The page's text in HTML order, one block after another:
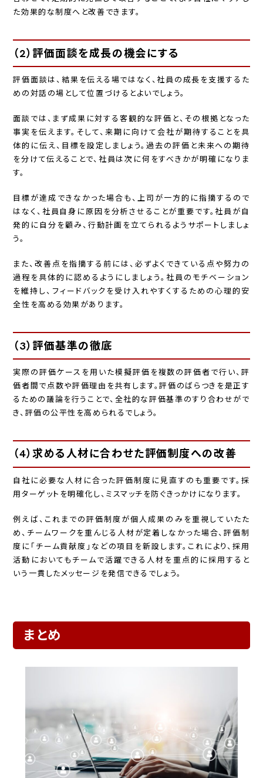
た効果的な制度へと改善できます。
（2）評価面談を成長の機会にする
評価面談は、結果を伝える場ではなく、社員の成長を支援するた
めの対話の場として位置づけるとよいでしょう。
面談では、まず成果に対する客観的な評価と、その根拠となった
事実を伝えます。そして、来期に向けて会社が期待することを具
体的に伝え、目標を設定しましょう。過去の評価と未来への期待
を分けて伝えることで、社員は次に何をすべきかが明確になりま
す。
目標が達成できなかった場合も、上司が一方的に指摘するので
はなく、社員自身に原因を分析させることが重要です。社員が自
発的に自分を顧み、行動計画を立てられるようサポートしましょ
う。
また、改善点を指摘する前には、必ずよくできている点や努力の
過程を具体的に認めるようにしましょう。社員のモチベーション
を維持し、フィードバックを受け入れやすくするための心理的安
全性を高める効果があります。
（3）評価基準の徹底
実際の評価ケースを用いた模擬評価を複数の評価者で行い、評
価者間で点数や評価理由を共有します。評価のばらつきを是正す
るための議論を行うことで、全社的な評価基準のすり合わせがで
き、評価の公平性を高められるでしょう。
（4）求める人材に合わせた評価制度への改善
自社に必要な人材に合った評価制度に見直すのも重要です。採
用ターゲットを明確化し、ミスマッチを防ぐきっかけになります。
例えば、これまでの評価制度が個人成果のみを重視していたた
め、チームワークを重んじる人材が定着しなかった場合、評価制
度に「チーム貢献度」などの項目を新設します。これにより、採用
活動においてもチームで活躍できる人材を重点的に採用すると
いう一貫したメッセージを発信できるでしょう。
まとめ